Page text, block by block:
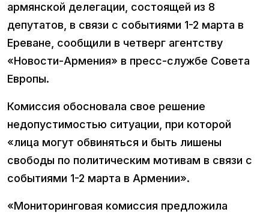
армянской делегации, состоящей из 8
депутатов, в связи с событиями 1-2 марта в
Ереване, сообщили в четверг агентству
«Новости-Армения» в пресс-службе Совета
Европы.
Комиссия обосновала свое решение
недопустимостью ситуации, при которой
«лица могут обвиняться и быть лишены
свободы по политическим мотивам в связи с
событиями 1-2 марта в Армении».
«Мониторинговая комиссия предложила